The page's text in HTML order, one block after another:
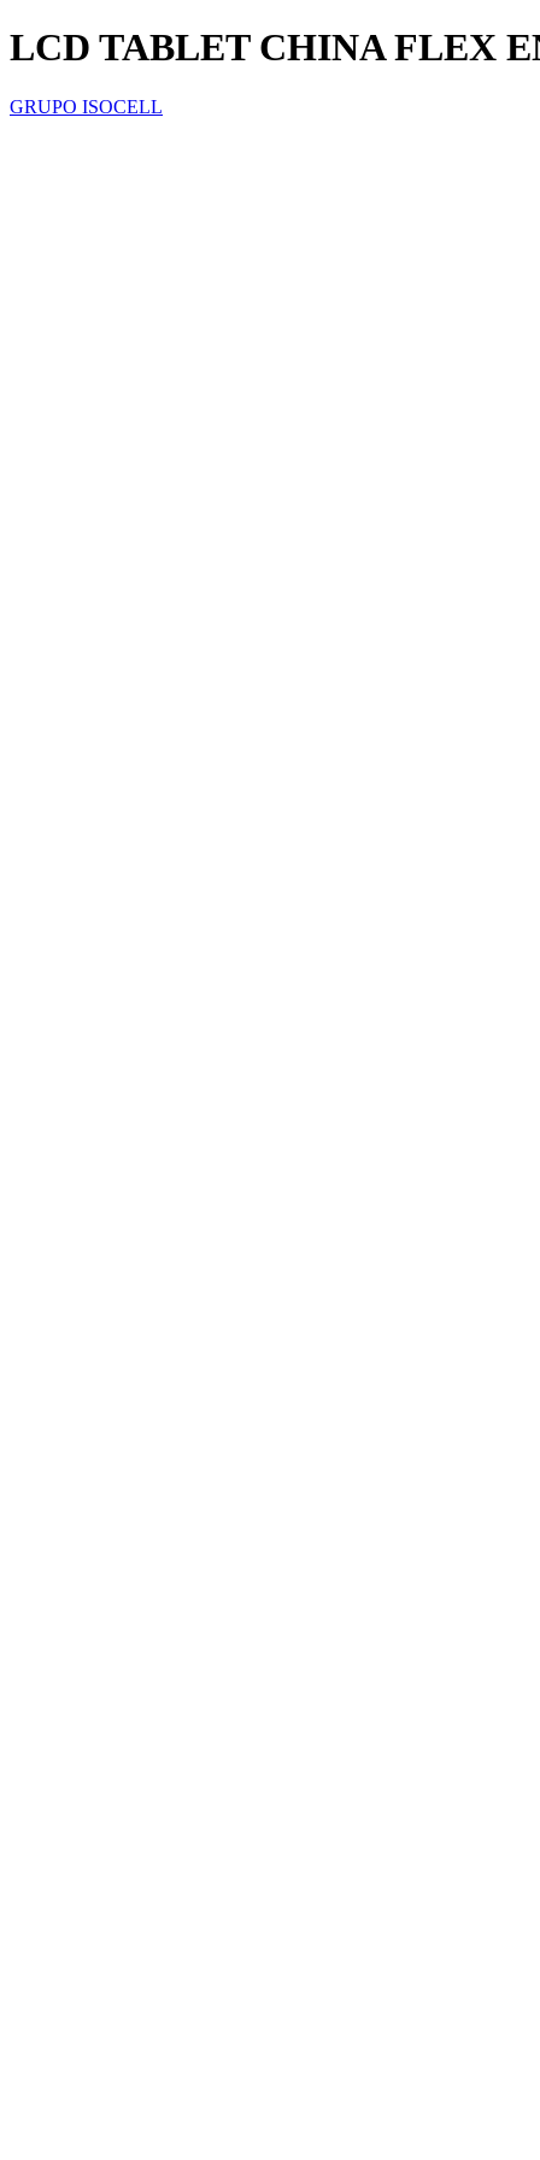
LCD TABLET CHINA FLEX
GRUPO ISOCELL